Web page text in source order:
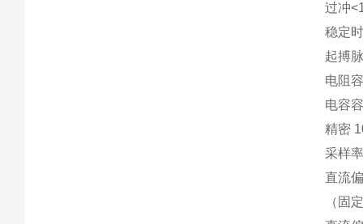
过冲
稳定
起搏
电阻
电容
精密
采样
直流
（固